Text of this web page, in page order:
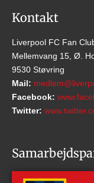
Kontakt
Liverpool FC Fan
Mellemvang 15, Ø.
9530 Støvring
Mail:
Facebook:
Twitter: